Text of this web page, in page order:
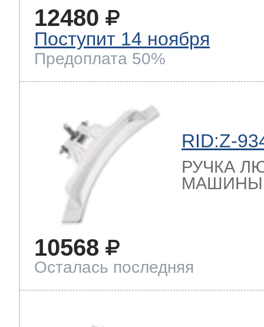
12480
Поступит 14 ноября
Предоплата 50%
RID:Z-
РУЧКА
МАШИНЫ
10568
Осталась последняя